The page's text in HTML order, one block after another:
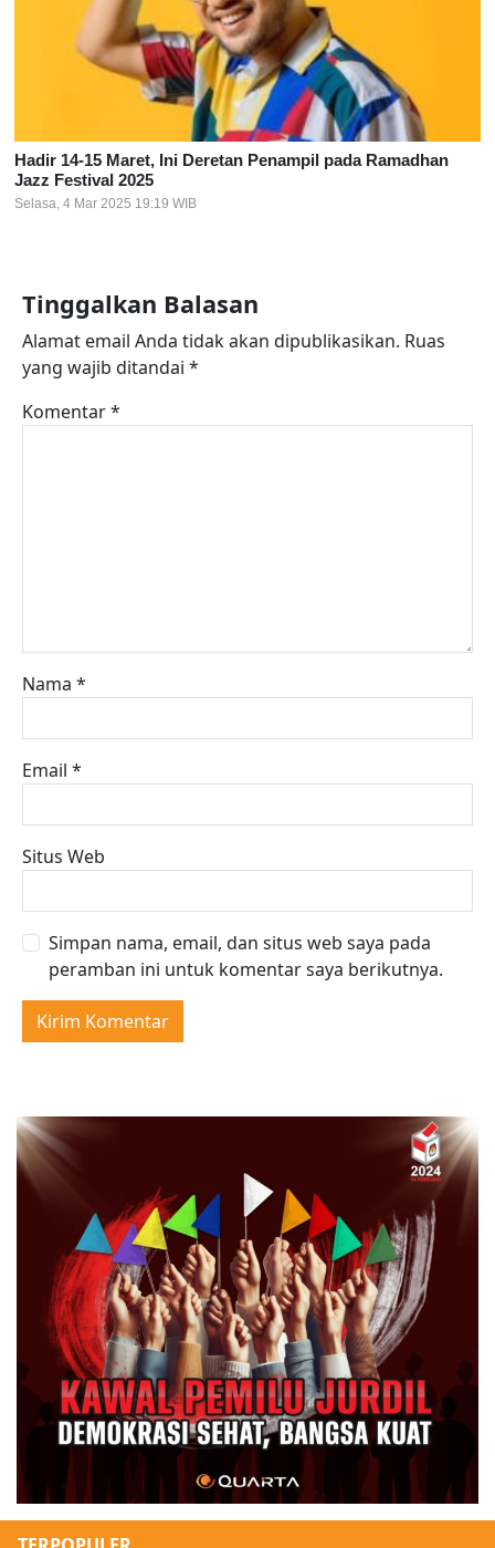
Hadir 14-15 Maret, Ini Deretan Penampil pada Ramadhan
Jazz Festival 2025
Selasa, 4 Mar 2025 19:19 WIB
Tinggalkan Balasan
Alamat email Anda tidak akan dipublikasikan. Ruas
yang wajib ditandai *
Komentar*
Nama *
Email *
Situs Web
Simpan nama, email, dan situs web saya pada
peramban ini untuk komentar saya berikutnya.